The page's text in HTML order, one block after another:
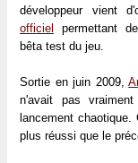
développeur vient
officiel
permettant
bêta test du jeu.
Sortie en juin 2009,
n'avait pas
lancement
plus réussi que le